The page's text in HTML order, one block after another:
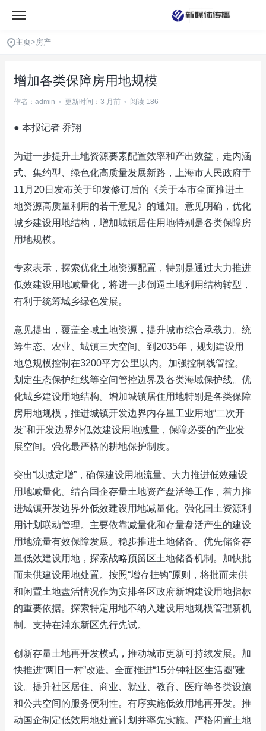
主页>房产
增加各类保障房用地规模
作者：admin • 更新时间：3 月前 • 阅读 186
● 本报记者 乔翔
为进一步提升土地资源要素配置效率和产出效益，走内涵
式、集约型、绿色化高质量发展新路，上海市人民政府于
11月20日发布关于印发修订后的《关于本市全面推进土
地资源高质量利用的若干意见》的通知。意见明确，优化
城乡建设用地结构，增加城镇居住用地特别是各类保障房
用地规模。
专家表示，探索优化土地资源配置，特别是通过大力推进
低效建设用地减量化，将进一步倒逼土地利用结构转型，
有利于统筹城乡绿色发展。
意见提出，覆盖全域土地资源，提升城市综合承载力。统
筹生态、农业、城镇三大空间。到2035年，规划建设用
地总规模控制在3200平方公里以内。加强控制线管控。
划定生态保护红线等空间管控边界及各类海域保护线。优
化城乡建设用地结构。增加城镇居住用地特别是各类保障
房用地规模，推进城镇开发边界内存量工业用地“二次开
发”和开发边界外低效建设用地减量，保障必要的产业发
展空间。强化最严格的耕地保护制度。
突出“以减定增”，确保建设用地流量。大力推进低效建设
用地减量化。结合国企存量土地资产盘活等工作，着力推
进城镇开发边界外低效建设用地减量化。强化国土资源利
用计划联动管理。主要依靠减量化和存量盘活产生的建设
用地流量有效保障发展。稳步推进土地储备。优先储备存
量低效建设用地，探索战略预留区土地储备机制。加快批
而未供建设用地处置。按照“增存挂钩”原则，将批而未供
和闲置土地盘活情况作为安排各区政府新增建设用地指标
的重要依据。探索特定用地不纳入建设用地规模管理新机
制。支持在浦东新区先行先试。
创新存量土地再开发模式，推动城市更新可持续发展。加
快推进“两旧一村”改造。全面推进“15分钟社区生活圈”建
设。提升社区居住、商业、就业、教育、医疗等各类设施
和公共空间的服务便利性。有序实施低效用地再开发。推
动国企制定低效用地处置计划并率先实施。严格闲置土地